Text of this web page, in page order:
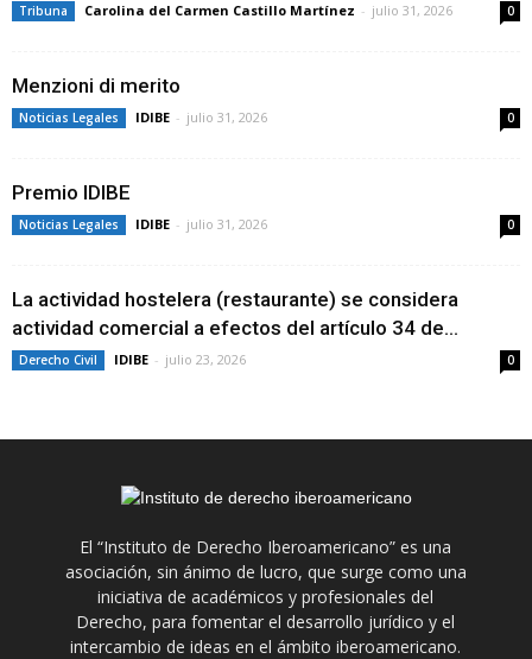
Tribuna Carolina del Carmen Castillo Martínez - julio 31, 2026 0
Menzioni di merito
Noticias Legales IDIBE - julio 31, 2026 0
Premio IDIBE
Noticias Legales IDIBE - julio 31, 2026 0
La actividad hostelera (restaurante) se considera
actividad comercial a efectos del artículo 34 de...
Derecho Civil IDIBE - julio 23, 2026 0
El “Instituto de Derecho Iberoamericano” es una
asociación, sin ánimo de lucro, que surge como una
iniciativa de académicos y profesionales del
Derecho, para fomentar el desarrollo jurídico y el
intercambio de ideas en el ámbito iberoamericano.